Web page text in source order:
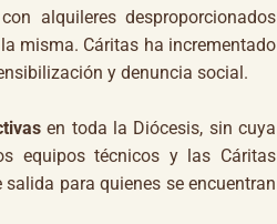
alquileres desproporcionados
misma. Cáritas ha incrementado
y denuncia social.
en toda la Diócesis, sin cuya
equipos técnicos y las Cáritas
para quienes se encuentran